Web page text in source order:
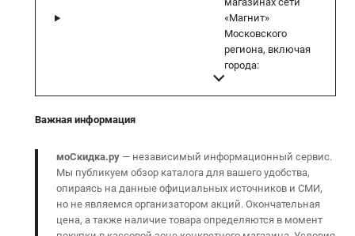
«Магнит»
Московского
региона, включая
города:
Важная информация
моСкидка.ру— независимый информационный сервис.
Мы публикуем обзор каталога для вашего удобства,
опираясь на данные официальных источников и СМИ,
но не являемся организатором акций. Окончательная
цена, а также наличие товара определяются в момент